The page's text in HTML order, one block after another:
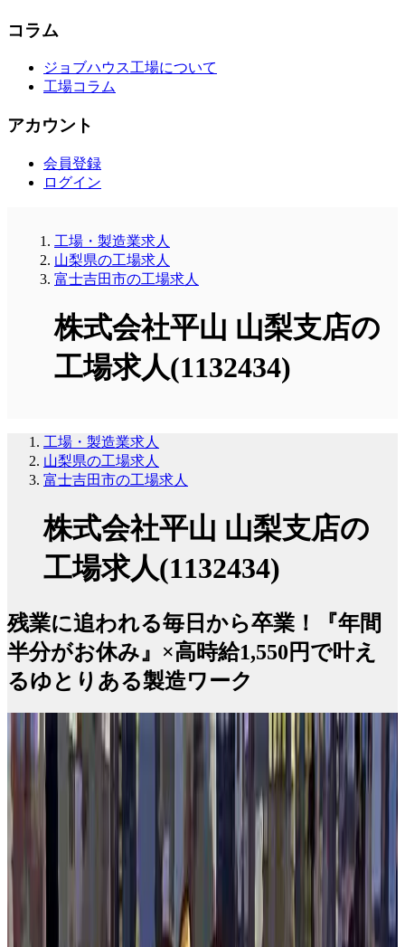
コラム
ジョブハウス工場について
工場コラム
アカウント
会員登録
ログイン
工場・製造業求人
山梨県の工場求人
富士吉田市の工場求人
株式会社平山 山梨支店の
工場求人(1132434)
工場・製造業求人
山梨県の工場求人
富士吉田市の工場求人
株式会社平山 山梨支店の
工場求人(1132434)
残業に追われる毎日から卒業！『年間
半分がお休み』×高時給1,550円で叶え
るゆとりある製造ワーク